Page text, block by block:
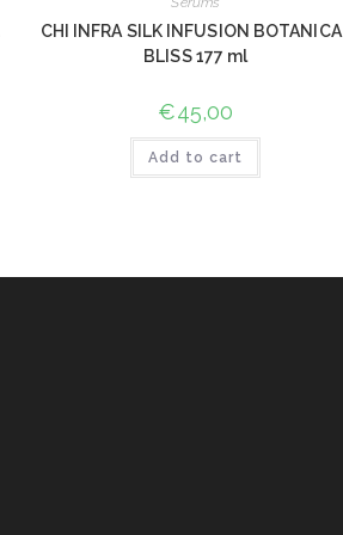
CHI INFRA SILK INFUSION
BLISS 177 ml
€45,00
Add to cart